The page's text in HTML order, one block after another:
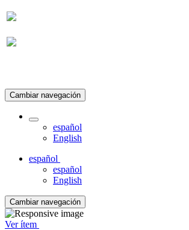
Cambiar navegación
español
English
español
español
English
Cambiar navegación
Ver ítem